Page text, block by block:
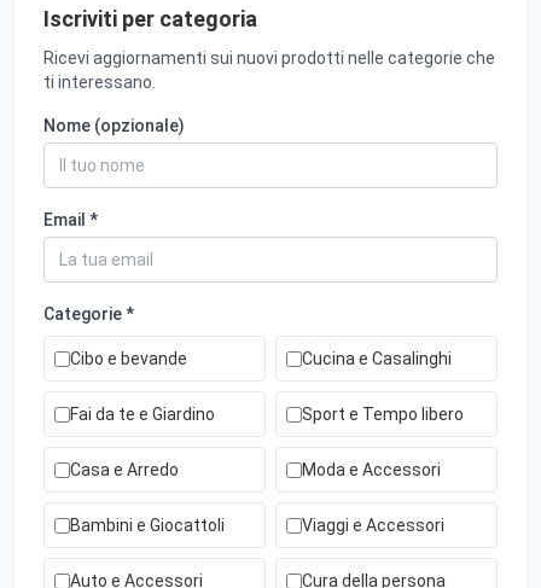
Iscriviti per categoria
Ricevi aggiornamenti sui nuovi prodotti nelle categorie che
ti interessano.
Nome (opzionale)
Email *
Categorie *
Cibo e bevande Cucina e Casalinghi
Fai da te e Giardino Sport e Tempo libero
Casa e Arredo Moda e Accessori
Bambini e Giocattoli Viaggi e Accessori
Auto e Accessori Cura della persona